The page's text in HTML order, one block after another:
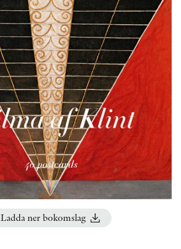
STOLPE STORIES
VIDEOGALLERI
UTMÄRKELSER
ÖVRIGA FORMAT
KONTAKT
PRESSKONTAKT
PEER REVIEW-PROCESSEN
Ladda ner bokomslag